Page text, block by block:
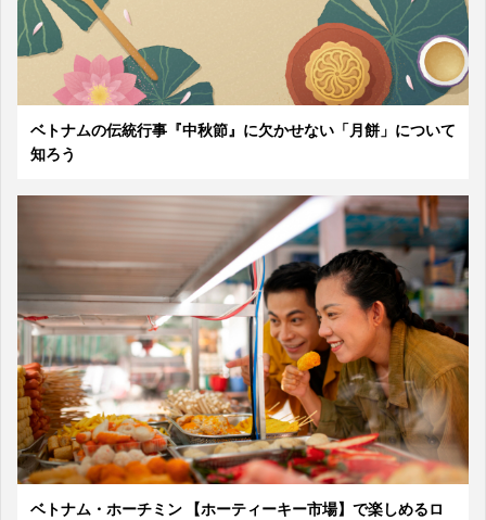
ベトナムの伝統行事『中秋節』に欠かせない「月餅」について
知ろう
ベトナム・ホーチミン 【ホーティーキー市場】で楽しめるロ